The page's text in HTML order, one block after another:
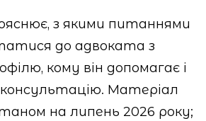
з якими питаннями
до адвоката з
кому він допомагає і
Матеріал
на липень 2026 року;